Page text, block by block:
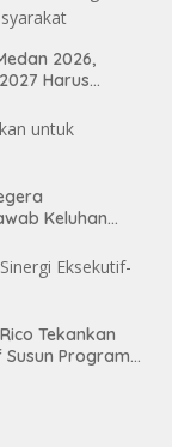
2026,
Harus
Keluhan
Tekankan
Program